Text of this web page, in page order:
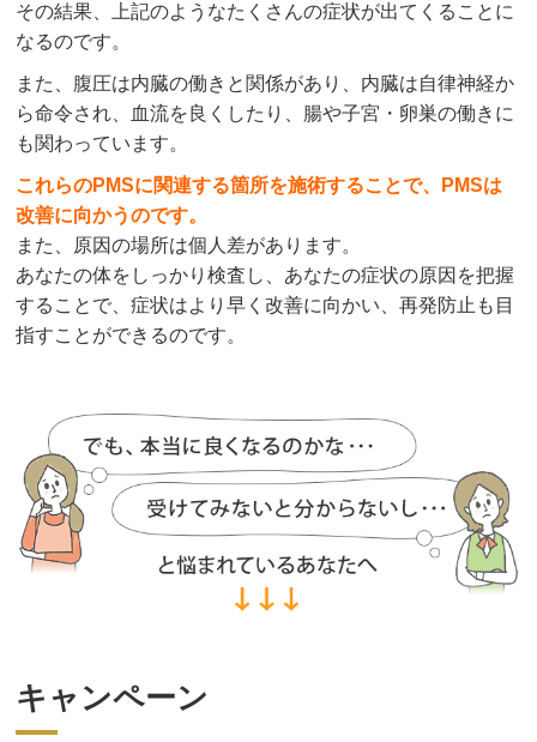
その結果、上記のようなたくさんの症状が出てくることに
なるのです。
また、腹圧は内臓の働きと関係があり、内臓は自律神経か
ら命令され、血流を良くしたり、腸や子宮・卵巣の働きに
も関わっています。
これらのPMSに関連する箇所を施術することで、PMSは
改善に向かうのです。
また、原因の場所は個人差があります。
あなたの体をしっかり検査し、あなたの症状の原因を把握
することで、症状はより早く改善に向かい、再発防止も目
指すことができるのです。
キャンペーン